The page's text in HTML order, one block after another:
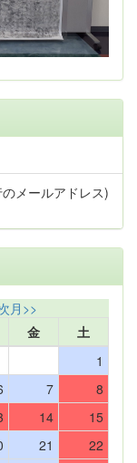
メールアドレス)
月>>
金
土
1
7
8
14
15
21
22